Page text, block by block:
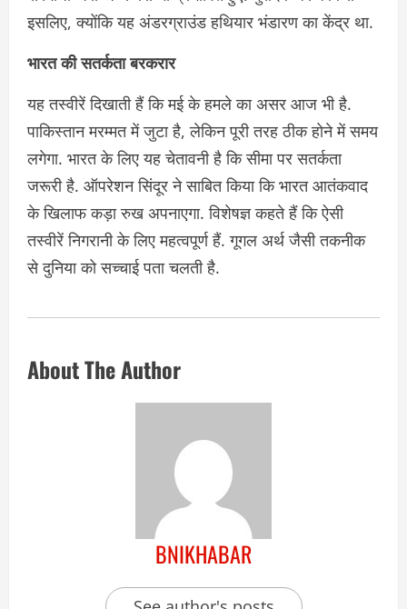
इसलिए, क्योंकि यह अंडरग्राउंड हथियार भंडारण का केंद्र था.
भारत की सतर्कता बरकरार
यह तस्वीरें दिखाती हैं कि मई के हमले का असर आज भी है.
पाकिस्तान मरम्मत में जुटा है, लेकिन पूरी तरह ठीक होने में समय
लगेगा. भारत के लिए यह चेतावनी है कि सीमा पर सतर्कता
जरूरी है. ऑपरेशन सिंदूर ने साबित किया कि भारत आतंकवाद
के खिलाफ कड़ा रुख अपनाएगा. विशेषज्ञ कहते हैं कि ऐसी
तस्वीरें निगरानी के लिए महत्वपूर्ण हैं. गूगल अर्थ जैसी तकनीक
से दुनिया को सच्चाई पता चलती है.
About The Author
BNIKHABAR